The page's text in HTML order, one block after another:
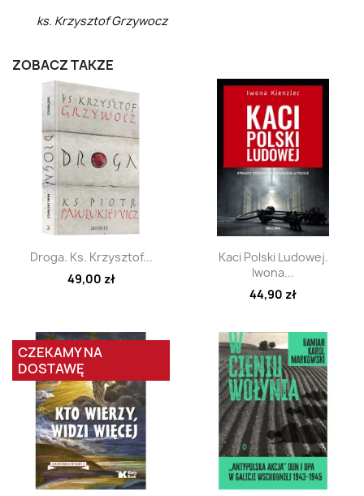
ks. Krzysztof Grzywocz
ZOBACZ TAKŻE
Szybki podgląd
Droga. Ks. Krzysztof...
49,00 zł
Szybki podgląd
Kaci Polski Ludowej.
Iwona...
44,90 zł
CZEKAMY NA
DOSTAWĘ